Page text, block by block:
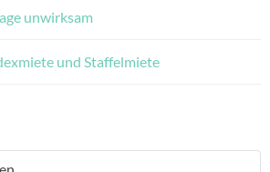
unwirksam
und Staffelmiete